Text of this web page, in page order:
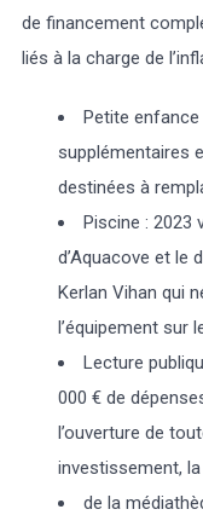
de financement
liés à la charge de
Petite enfance
supplémentaires
destinées à
Piscine : 2023
d’Aquacove et le
Kerlan Vihan qui
l’équipement sur
Lecture
000 € de
l’ouverture de
investissement,
de la